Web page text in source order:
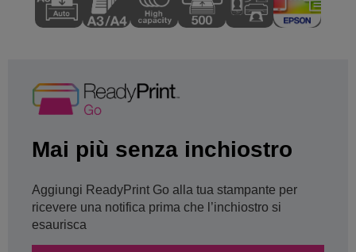
Mai più senza inchiostro
Aggiungi ReadyPrint Go alla tua stampante per
ricevere una notifica prima che l’inchiostro si
esaurisca